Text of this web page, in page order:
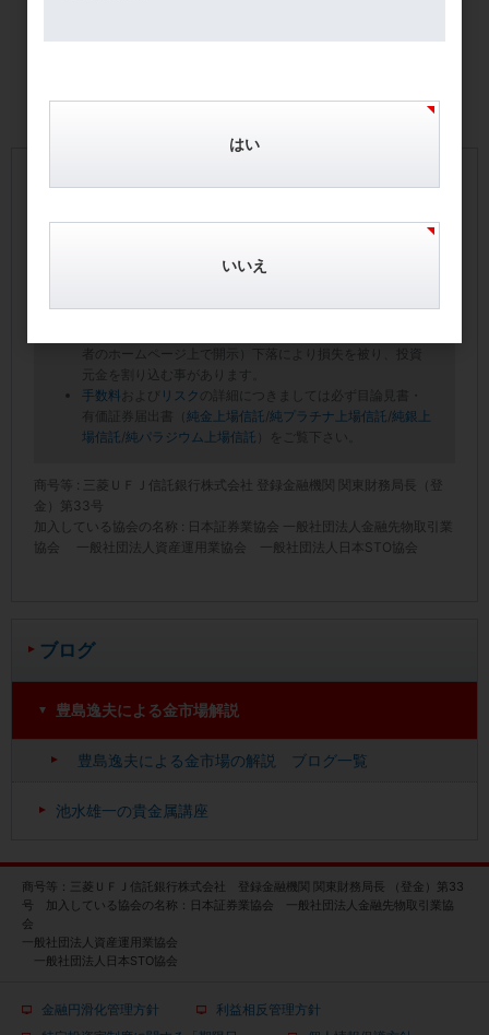
ブログ
豊島逸夫による金市場解説
豊島逸夫による金市場の解説 ブログ一覧
池水雄一の貴金属講座
本商品は値動きのある地金等を信託財産としているので、
は変動します。したがって、投資家の皆様の投資元金が保
者のホームページ上で開示）下落により損失を被り、投資
元金を割り込む事があります。
手数料
および リスク
の詳細につきましては必ず目論見書・
有価証券届出書（ 純金上場信託 /純プラチナ上場信託 /純銀上
場信託 /純パラジウム上場信託 ）をご覧下さい。
商号等 : 三菱ＵＦＪ信託銀行株式会社 登録金融機関 関東財務局長（登
金）第33号
加入している協会の名称 : 日本証券業協会 一般社団法人金融先物取引業
協会 一般社団法人資産運用業協会 一般社団法人日本STO協会
はい
いいえ
商号等：三菱ＵＦＪ信託銀行株式会社 登録金融機関 関東財務局長 （登金）第33
号 加入している協会の名称：日本証券業協会 一般社団法人金融先物取引業協
会
一般社団法人資産運用業協会
一般社団法人日本STO協会
金融円滑化管理方針
利益相反管理方針